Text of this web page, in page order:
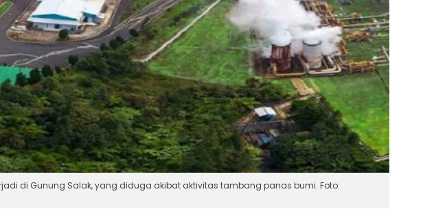
di Gunung Salak, yang diduga akibat aktivitas tambang panas bumi. Foto: